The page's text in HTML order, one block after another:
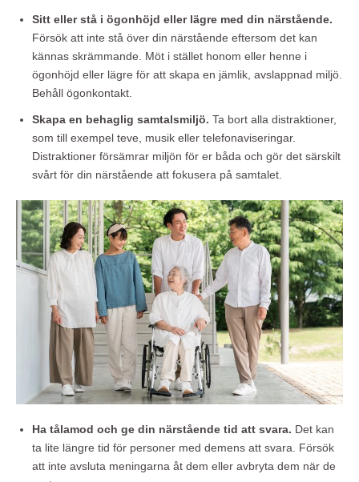
Sitt eller stå i ögonhöjd eller lägre med din närstående.
Försök att inte stå över din närstående eftersom det kan
kännas skrämmande. Möt i stället honom eller henne i
ögonhöjd eller lägre för att skapa en jämlik, avslappnad miljö.
Behåll ögonkontakt.
Skapa en behaglig samtalsmiljö. Ta bort alla distraktioner,
som till exempel teve, musik eller telefonaviseringar.
Distraktioner försämrar miljön för er båda och gör det särskilt
svårt för din närstående att fokusera på samtalet.
Ha tålamod och ge din närstående tid att svara. Det kan
ta lite längre tid för personer med demens att svara. Försök
att inte avsluta meningarna åt dem eller avbryta dem när de